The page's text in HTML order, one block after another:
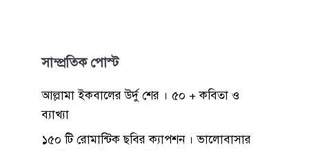
সাম্প্রতিক পোস্ট
আল্লামা ইকবালের উর্দু শের । ৫০ + কবিতা ও
ব্যাখ্যা
১৫০ টি রোমান্টিক ছবির ক্যাপশন । ভালোবাসার